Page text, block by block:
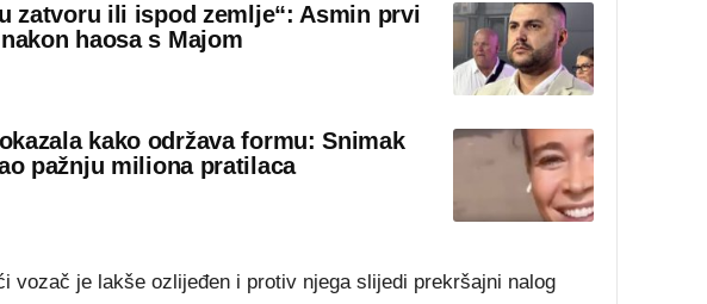
zatvoru ili ispod zemlje“: Asmin prvi
haosa s Majom
kako održava formu: Snimak
pažnju miliona pratilaca
vozač je lakše ozlijeđen i protiv njega slijedi prekršajni nalog